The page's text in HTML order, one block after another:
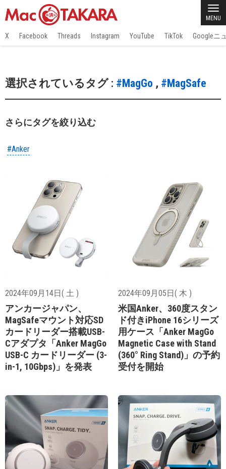
MENU
X Facebook Threads Instagram YouTube TikTok Googleニ
選択されているタグ : #MagGo , #MagSafe
さらにタグを絞り込む
#Anker
2024年09月14日( 土 )
アンカージャパン、
MagSafeマウント対応SD
カードリーダー搭載USB-
Cアダプタ「Anker MagGo
USB-C カードリーダー (3-
in-1, 10Gbps)」を発表
2024年09月05日( 木 )
米国Anker、360度スタン
ド付きiPhone 16シリーズ
用ケース「Anker MagGo
Magnetic Case with Stand
(360° Ring Stand)」の予約
受付を開始